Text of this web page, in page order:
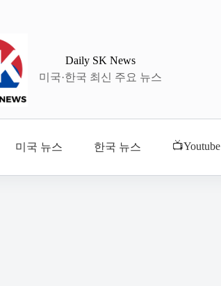
Daily SK News
미국·한국 최신 주요 뉴스
미국 뉴스 한국 뉴스 📺Youtube